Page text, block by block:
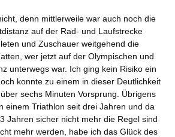
denn mittlerweile war auch noch die
auf der Rad- und Laufstrecke
und Zuschauer weitgehend die
wer jetzt auf der Olympischen und
unterwegs war. Ich ging kein Risiko ein
konnte zu einem in dieser Deutlichkeit
sechs Minuten Vorsprung. Übrigens
einem Triathlon seit drei Jahren und da
Jahren sicher nicht mehr die Regel sind
mehr werden, habe ich das Glück des